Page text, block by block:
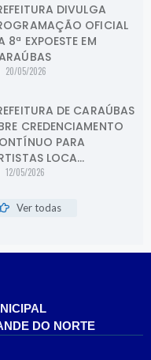
DIVULGA
OFICIAL
8ª EXPOESTE EM
20/05/2026
DE CARAÚBAS
CREDENCIAMENTO
PARA
LOCA...
12/05/2026
Ver todas
DO NORTE